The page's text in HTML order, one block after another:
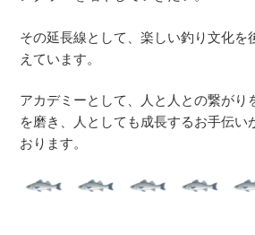
その延長線として、楽しい釣り文化を
えています。
アカデミーとして、人と人との繋がり
を磨き、人としても成長するお手伝い
おります。